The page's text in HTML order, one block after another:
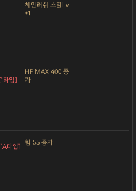
체인러쉬 스킬Lv
+1
타입]
HP MAX 400 증
가
타입] 힘 55 증가